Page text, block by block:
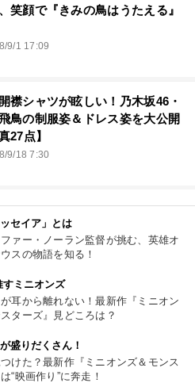
笑顔で『きみの鳥はうたえる』
9/1 17:09
襟シャツが眩しい！乃木坂46・
鳥の制服姿＆ドレス姿を大公開
27点】
9/18 7:30
ッセイア」とは
ァー・ノーラン監督が挑む、英雄オ
スの物語を知る！
すミニオンズ
耳から離れない！最新作『ミニオン
ターズ』見どころは？
盛りだくさん！
けた？最新作『ミニオンズ＆モンス
“映画作り”に奔走！